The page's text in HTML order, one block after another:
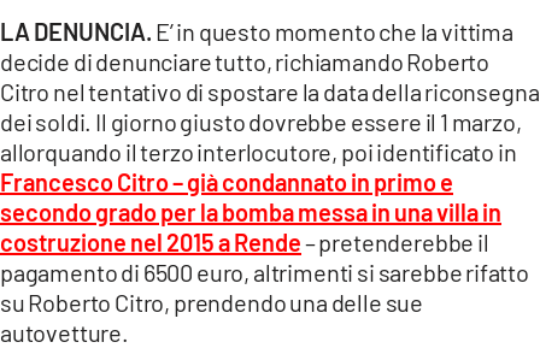
LA DENUNCIA. E’ in questo momento che la vittima
decide di denunciare tutto, richiamando Roberto
Citro nel tentativo di spostare la data della riconsegna
dei soldi. Il giorno giusto dovrebbe essere il 1 marzo,
allorquando il terzo interlocutore, poi identificato in
Francesco Citro – già condannato in primo e
secondo grado per la bomba messa in una villa in
costruzione nel 2015 a Rende– pretenderebbe il
pagamento di 6500 euro, altrimenti si sarebbe rifatto
su Roberto Citro, prendendo una delle sue
autovetture.